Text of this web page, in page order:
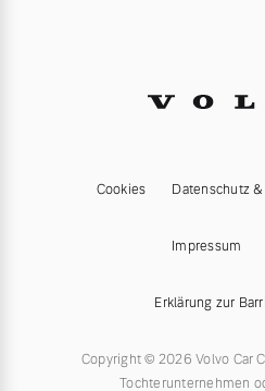
Cookies Datenschutz
Impressum
Erklärung zur
Copyright © 2026 Volvo Car
Tochterunternehmen